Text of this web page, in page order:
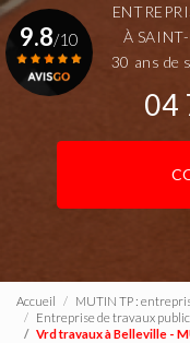
À
30 ans de
04
9.8/10
Accueil
MUTIN TP :
Entreprise de travaux
Vrd travaux à Belleville -